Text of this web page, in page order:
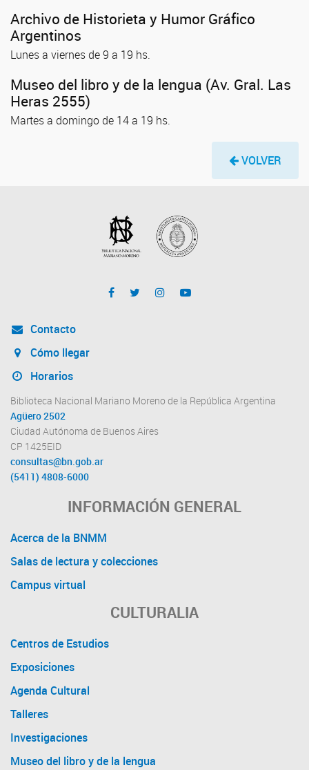
Archivo de Historieta y Humor Gráfico
Argentinos
Lunes a viernes de 9 a 19 hs.
Museo del libro y de la lengua (Av. Gral. Las
Heras 2555)
Martes a domingo de 14 a 19 hs.
VOLVER
Contacto
Cómo llegar
Horarios
Biblioteca Nacional Mariano Moreno de la República Argentina
Agüero 2502
Ciudad Autónoma de Buenos Aires
CP 1425EID
consultas@bn.gob.ar
(5411) 4808-6000
INFORMACIÓN GENERAL
Acerca de la BNMM
Salas de lectura y colecciones
Campus virtual
CULTURALIA
Centros de Estudios
Exposiciones
Agenda Cultural
Talleres
Investigaciones
Museo del libro y de la lengua